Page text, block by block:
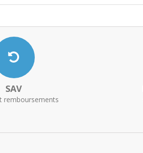
SAV
remboursements